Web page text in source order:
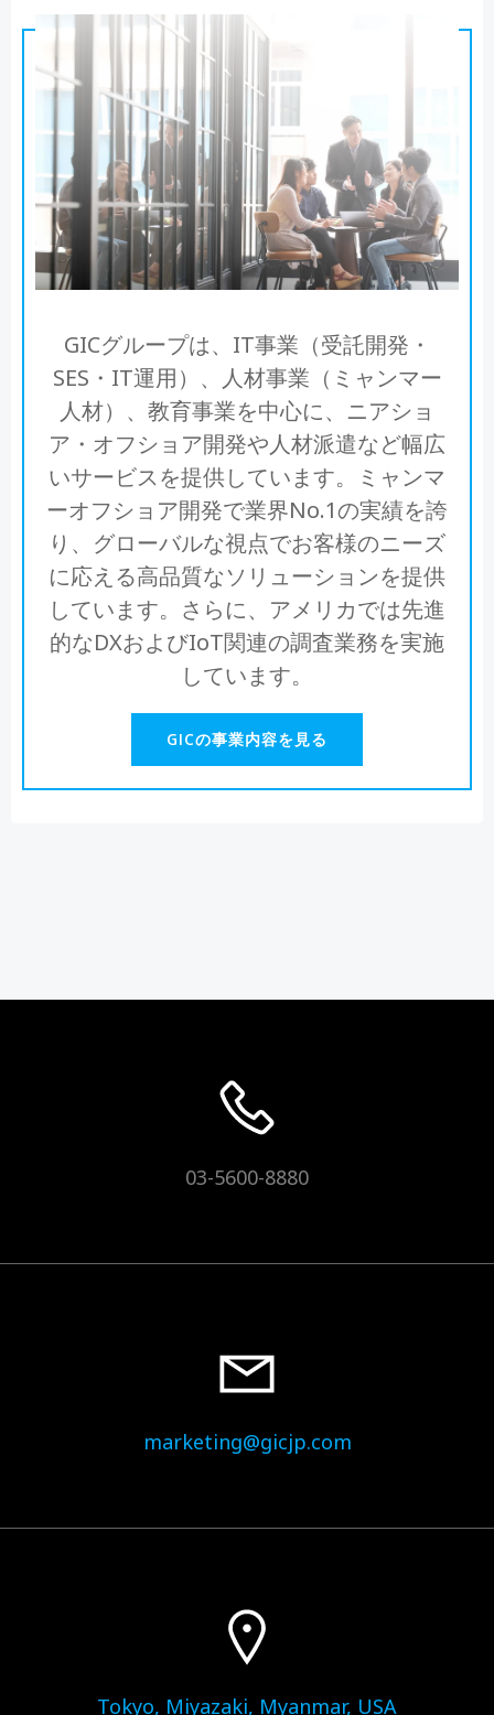
GICグループは、IT事業（受託開発・
SES・IT運用）、人材事業（ミャンマー
人材）、教育事業を中心に、ニアショ
ア・オフショア開発や人材派遣など幅広
いサービスを提供しています。ミャンマ
ーオフショア開発で業界No.1の実績を誇
り、グローバルな視点でお客様のニーズ
に応える高品質なソリューションを提供
しています。さらに、アメリカでは先進
的なDXおよびIoT関連の調査業務を実施
しています。
GICの事業内容を見る
03-5600-8880
marketing@gicjp.com
Tokyo, Miyazaki, Myanmar, USA